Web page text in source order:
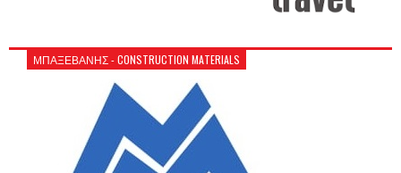
ΜΠΑΞΕΒΑΝΗΣ - CONSTRUCTION MATERIALS